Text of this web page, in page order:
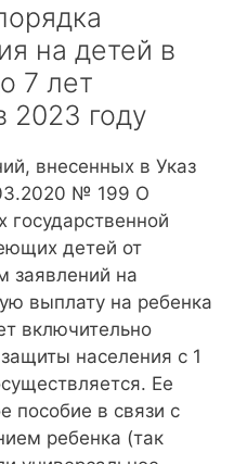
на детей в
7 лет
2023 году
внесенных в Указ
№ 199 О
государственной
детей от
заявлений на
выплату на ребенка
включительно
населения с 1
Ее
пособие в связи с
ребенка (так